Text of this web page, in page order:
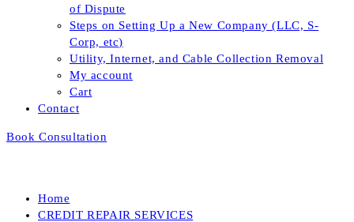
of Dispute
Steps on Setting Up a New Company (LLC, S-
Corp, etc)
Utility, Internet, and Cable Collection Removal
My account
Cart
Contact
Book Consultation
Home
CREDIT REPAIR SERVICES